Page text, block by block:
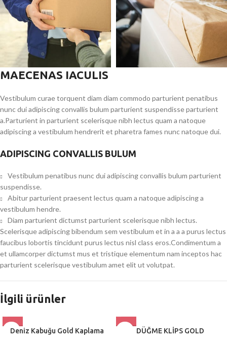
MAECENAS IACULIS
Vestibulum curae torquent diam diam commodo parturient penatibus
nunc dui adipiscing convallis bulum parturient suspendisse parturient
a.Parturient in parturient scelerisque nibh lectus quam a natoque
adipiscing a vestibulum hendrerit et pharetra fames nunc natoque dui.
ADIPISCING CONVALLIS BULUM
Vestibulum penatibus nunc dui adipiscing convallis bulum parturient
suspendisse.
Abitur parturient praesent lectus quam a natoque adipiscing a
vestibulum hendre.
Diam parturient dictumst parturient scelerisque nibh lectus.
Scelerisque adipiscing bibendum sem vestibulum et in a a a purus lectus
faucibus lobortis tincidunt purus lectus nisl class eros.Condimentum a
et ullamcorper dictumst mus et tristique elementum nam inceptos hac
parturient scelerisque vestibulum amet elit ut volutpat.
İlgili ürünler
Deniz Kabuğu Gold Kaplama DÜĞME KLİPS GOLD